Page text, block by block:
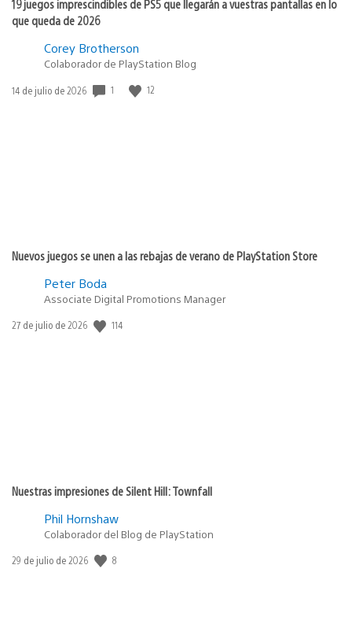
19 juegos imprescindibles de PS5 que llegarán a vuestras pantallas en lo
que queda de 2026
Corey Brotherson
Colaborador de PlayStation Blog
Fecha
14 de julio de 2026 1 12
Nuevos juegos se unen a las rebajas de verano de PlayStation Store
Peter Boda
Associate Digital Promotions Manager
Fecha
27 de julio de 2026 114
Nuestras impresiones de Silent Hill: Townfall
Phil Hornshaw
Colaborador del Blog de PlayStation
Fecha
29 de julio de 2026 8